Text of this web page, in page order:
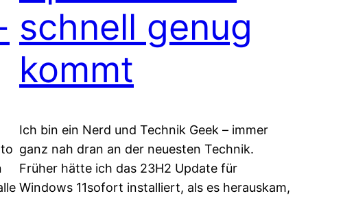
schnell genug
kommt
Ich bin ein Nerd und Technik Geek – immer
ganz nah dran an der neuesten Technik.
Früher hätte ich das 23H2 Update für
Windows 11sofort installiert, als es herauskam,